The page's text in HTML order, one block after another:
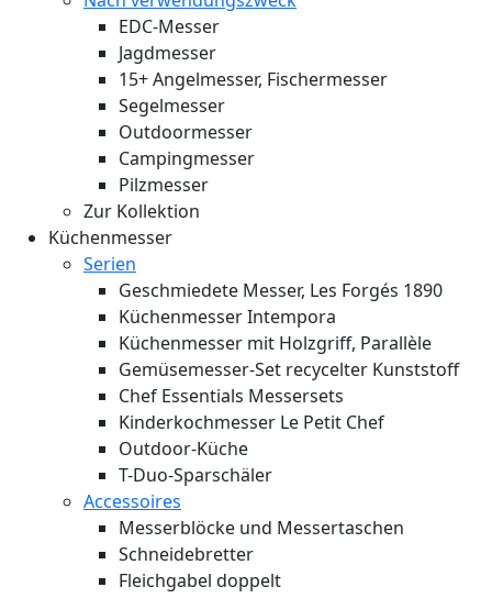
EDC-Messer
Jagdmesser
15+ Angelmesser, Fischermesser
Segelmesser
Outdoormesser
Campingmesser
Pilzmesser
Zur Kollektion
Küchenmesser
Serien
Geschmiedete Messer, Les Forgés 1890
Küchenmesser Intempora
Küchenmesser mit Holzgriff, Parallèle
Gemüsemesser-Set recycelter Kunststoff
Chef Essentials Messersets
Kinderkochmesser Le Petit Chef
Outdoor-Küche
T-Duo-Sparschäler
Accessoires
Messerblöcke und Messertaschen
Schneidebretter
Fleichgabel doppelt